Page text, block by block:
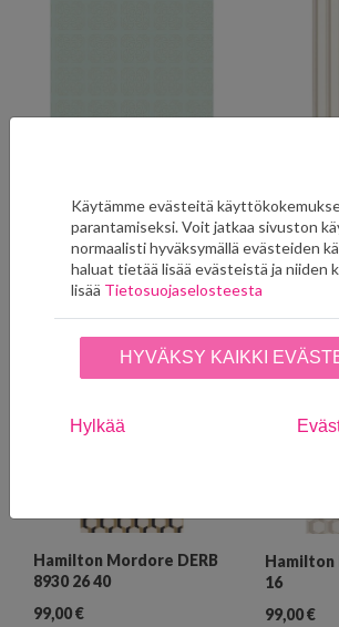
rajoitettu. Tilaukset ja tiedustelut
info@seinaruusu.fi
99,00€
LISÄÄ SUOSIKKEIHIN
99,00€
Hamilton Mordore DERB
8930 26 40
99,00€
Hamilton
16
99,00€
Käytämme evästeitä
parantamiseksi. Voit jatkaa sivuston
normaalisti hyväksymällä evästeiden
haluat tietää lisää evästeistä ja niiden
lisää Tietosuojaselosteesta
HYVÄKSY KAIKKI
Hylkää